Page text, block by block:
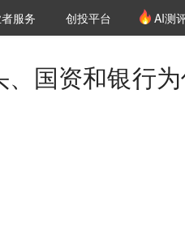
氪堂
服务 创投平台 AI测
国资和银行